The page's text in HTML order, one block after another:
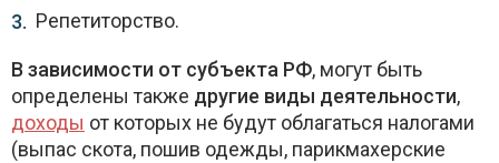
Репетиторство.
В зависимости от субъекта РФ, могут быть
определены также другие виды деятельности,
доходы от которых не будут облагаться налогами
(выпас скота, пошив одежды, парикмахерские